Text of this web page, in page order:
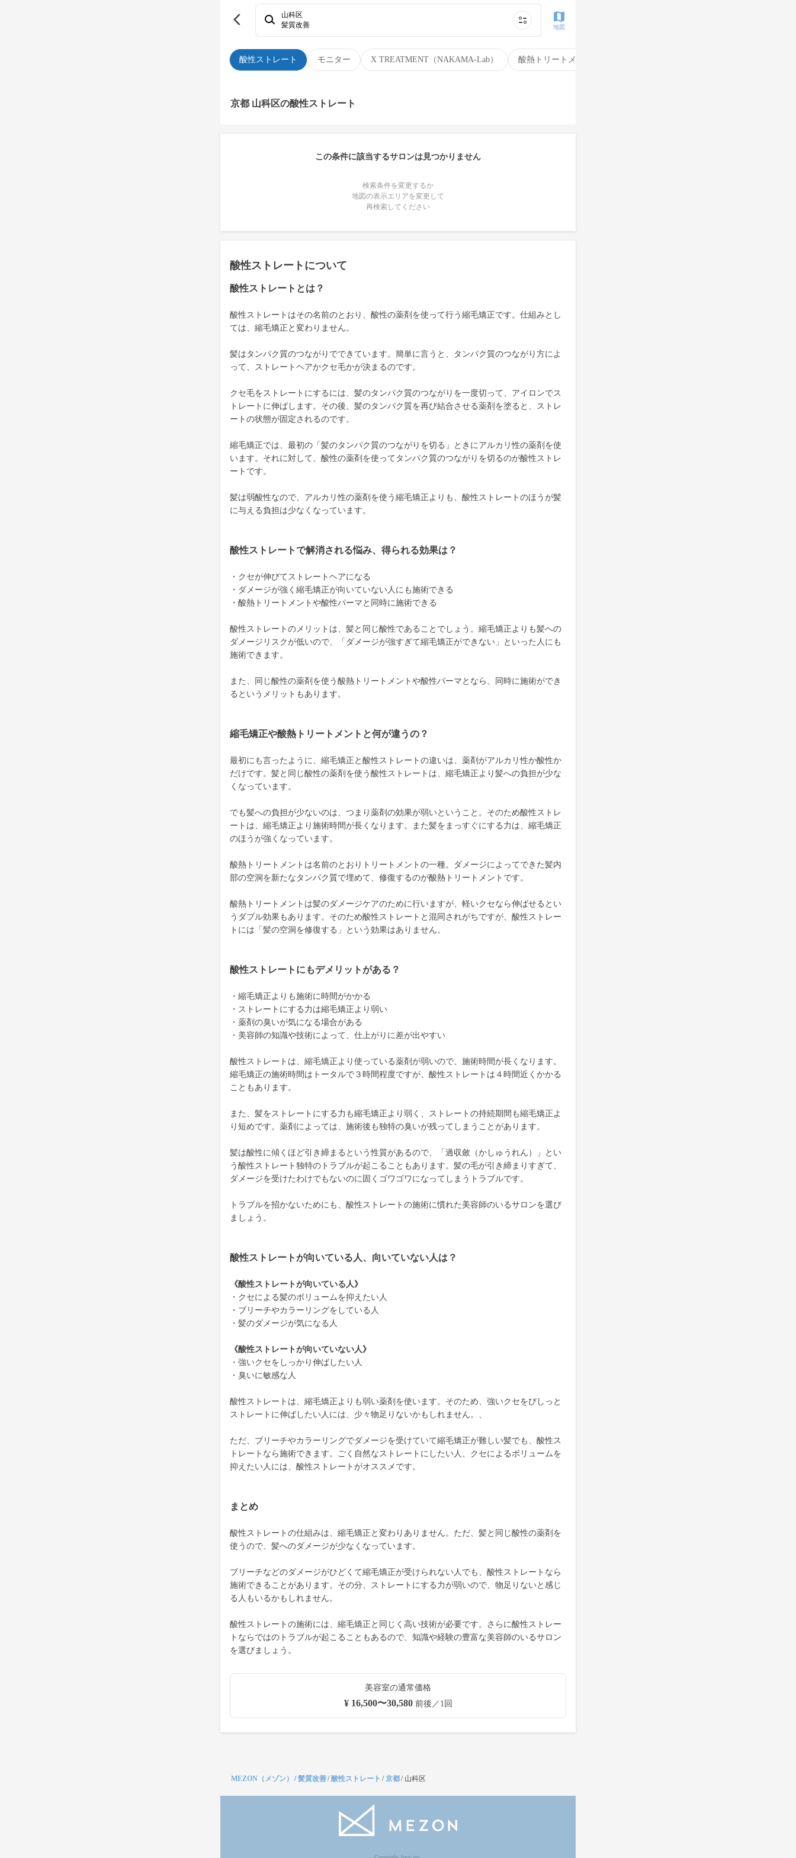
酸性ストレート モニター X TREATMENT（NAKAMA-Lab） 酸熱トリートメント
山科区
髪質改善
地図
京都 山科区の酸性ストレート
この条件に該当するサロンは見つかりません
検索条件を変更するか
地図の表示エリアを変更して
再検索してください
酸性ストレートについて
酸性ストレートとは？
酸性ストレートはその名前のとおり、酸性の薬剤を使って行う縮毛矯正です。仕組みとし
ては、縮毛矯正と変わりません。
髪はタンパク質のつながりでできています。簡単に言うと、タンパク質のつながり方によ
って、ストレートヘアかクセ毛かが決まるのです。
クセ毛をストレートにするには、髪のタンパク質のつながりを一度切って、アイロンでス
トレートに伸ばします。その後、髪のタンパク質を再び結合させる薬剤を塗ると、ストレ
ートの状態が固定されるのです。
縮毛矯正では、最初の「髪のタンパク質のつながりを切る」ときにアルカリ性の薬剤を使
います。それに対して、酸性の薬剤を使ってタンパク質のつながりを切るのが酸性ストレ
ートです。
髪は弱酸性なので、アルカリ性の薬剤を使う縮毛矯正よりも、酸性ストレートのほうが髪
に与える負担は少なくなっています。
酸性ストレートで解消される悩み、得られる効果は？
・クセが伸びてストレートヘアになる
・ダメージが強く縮毛矯正が向いていない人にも施術できる
・酸熱トリートメントや酸性パーマと同時に施術できる
酸性ストレートのメリットは、髪と同じ酸性であることでしょう。縮毛矯正よりも髪への
ダメージリスクが低いので、「ダメージが強すぎて縮毛矯正ができない」といった人にも
施術できます。
また、同じ酸性の薬剤を使う酸熱トリートメントや酸性パーマとなら、同時に施術ができ
るというメリットもあります。
縮毛矯正や酸熱トリートメントと何が違うの？
最初にも言ったように、縮毛矯正と酸性ストレートの違いは、薬剤がアルカリ性か酸性か
だけです。髪と同じ酸性の薬剤を使う酸性ストレートは、縮毛矯正より髪への負担が少な
くなっています。
でも髪への負担が少ないのは、つまり薬剤の効果が弱いということ。そのため酸性ストレ
ートは、縮毛矯正より施術時間が長くなります。また髪をまっすぐにする力は、縮毛矯正
のほうが強くなっています。
酸熱トリートメントは名前のとおりトリートメントの一種。ダメージによってできた髪内
部の空洞を新たなタンパク質で埋めて、修復するのが酸熱トリートメントです。
酸熱トリートメントは髪のダメージケアのために行いますが、軽いクセなら伸ばせるとい
うダブル効果もあります。そのため酸性ストレートと混同されがちですが、酸性ストレー
トには「髪の空洞を修復する」という効果はありません。
酸性ストレートにもデメリットがある？
・縮毛矯正よりも施術に時間がかかる
・ストレートにする力は縮毛矯正より弱い
・薬剤の臭いが気になる場合がある
・美容師の知識や技術によって、仕上がりに差が出やすい
酸性ストレートは、縮毛矯正より使っている薬剤が弱いので、施術時間が長くなります。
縮毛矯正の施術時間はトータルで３時間程度ですが、酸性ストレートは４時間近くかかる
こともあります。
また、髪をストレートにする力も縮毛矯正より弱く、ストレートの持続期間も縮毛矯正よ
り短めです。薬剤によっては、施術後も独特の臭いが残ってしまうことがあります。
髪は酸性に傾くほど引き締まるという性質があるので、「過収斂（かしゅうれん）」とい
う酸性ストレート独特のトラブルが起こることもあります。髪の毛が引き締まりすぎて、
ダメージを受けたわけでもないのに固くゴワゴワになってしまうトラブルです。
トラブルを招かないためにも、酸性ストレートの施術に慣れた美容師のいるサロンを選び
ましょう。
酸性ストレートが向いている人、向いていない人は？
《酸性ストレートが向いている人》
・クセによる髪のボリュームを抑えたい人
・ブリーチやカラーリングをしている人
・髪のダメージが気になる人
《酸性ストレートが向いていない人》
・強いクセをしっかり伸ばしたい人
・臭いに敏感な人
酸性ストレートは、縮毛矯正よりも弱い薬剤を使います。そのため、強いクセをびしっと
ストレートに伸ばしたい人には、少々物足りないかもしれません。、
ただ、ブリーチやカラーリングでダメージを受けていて縮毛矯正が難しい髪でも、酸性ス
トレートなら施術できます。ごく自然なストレートにしたい人、クセによるボリュームを
抑えたい人には、酸性ストレートがオススメです。
まとめ
酸性ストレートの仕組みは、縮毛矯正と変わりありません。ただ、髪と同じ酸性の薬剤を
使うので、髪へのダメージが少なくなっています。
ブリーチなどのダメージがひどくて縮毛矯正が受けられない人でも、酸性ストレートなら
施術できることがあります。その分、ストレートにする力が弱いので、物足りないと感じ
る人もいるかもしれません。
酸性ストレートの施術には、縮毛矯正と同じく高い技術が必要です。さらに酸性ストレー
トならではのトラブルが起こることもあるので、知識や経験の豊富な美容師のいるサロン
を選びましょう。
美容室の通常価格
¥ 16,500〜30,580前後／1回
MEZON（メゾン） /髪質改善/酸性ストレート /京都/ 山科区